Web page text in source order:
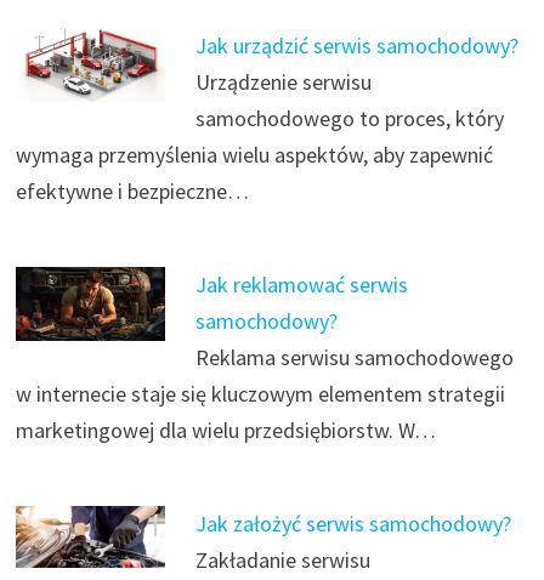
Jak urządzić serwis samochodowy?
Urządzenie serwisu
samochodowego to proces, który
wymaga przemyślenia wielu aspektów, aby zapewnić
efektywne i bezpieczne…
Jak reklamować serwis
samochodowy?
Reklama serwisu samochodowego
w internecie staje się kluczowym elementem strategii
marketingowej dla wielu przedsiębiorstw. W…
Jak założyć serwis samochodowy?
Zakładanie serwisu